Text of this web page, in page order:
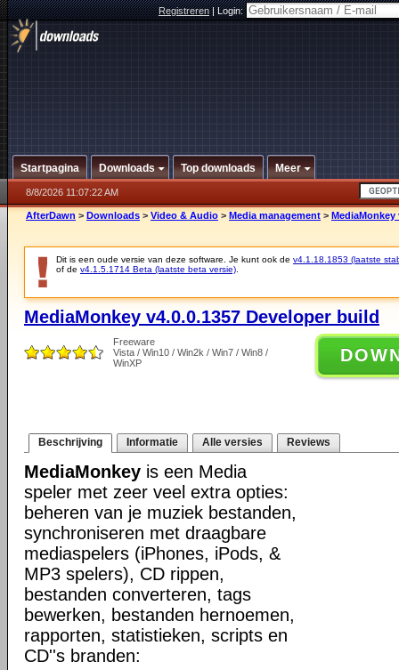
Registreren|Login:
Startpagina Downloads Top downloads Meer
8/8/2026 11:07:22 AM
AfterDawn > Downloads > Video & Audio > Media management > MediaMonkey
Dit is een oude versie van deze software. Je kunt ook de v4.1.18.1853 (laatste
of de v4.1.5.1714 Beta (laatste beta versie)
MediaMonkey v4.0.0.1357 Developer build
Freeware
Vista / Win10 / Win2k / Win7 / Win8 /
WinXP
Beschrijving Informatie Alle versies Reviews
MediaMonkey is een Media
speler met zeer veel extra opties:
beheren van je muziek bestanden,
synchroniseren met draagbare
mediaspelers (iPhones, iPods, &
MP3 spelers), CD rippen,
bestanden converteren, tags
bewerken, bestanden hernoemen,
rapporten, statistieken, scripts en
CD''s branden: